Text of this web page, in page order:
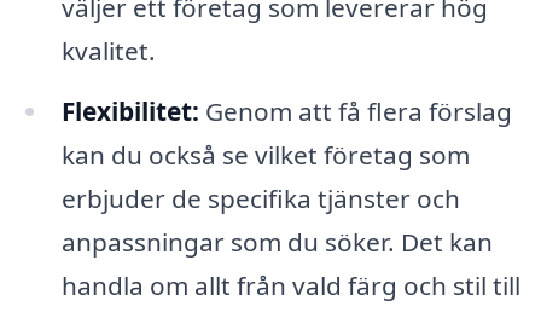
väljer ett företag som levererar hög
kvalitet.
Flexibilitet: Genom att få flera förslag
kan du också se vilket företag som
erbjuder de specifika tjänster och
anpassningar som du söker. Det kan
handla om allt från vald färg och stil till